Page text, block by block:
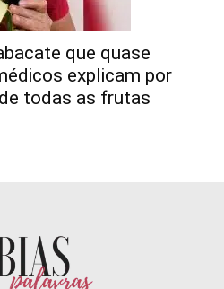
que quase
explicam por
todas as frutas